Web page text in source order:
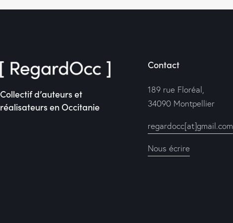
Collectif d’auteurs et
réalisateurs en Occitanie
Contact
189 rue Floréal,
34090 Montpellier
regardocc[at]gmail.com
Nous écrire